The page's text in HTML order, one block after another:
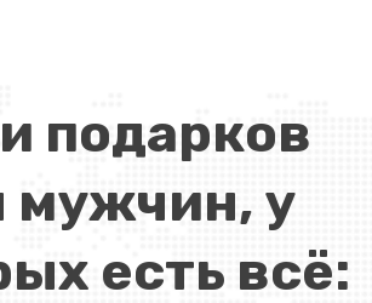
подарков
мужчин, у
есть всё: